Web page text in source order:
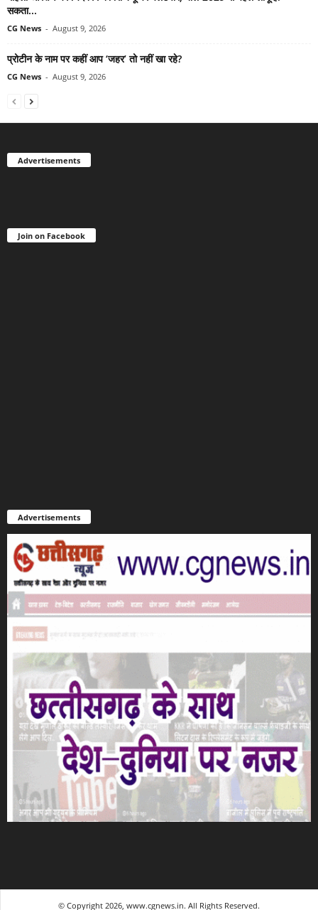
सकता...
CG News - August 9, 2026
प्रोटीन के नाम पर कहीं आप ‘जहर’ तो नहीं खा रहे?
CG News - August 9, 2026
Advertisements
Join on Facebook
Advertisements
© Copyright 2026, www.cgnews.in. All Rights Reserved.